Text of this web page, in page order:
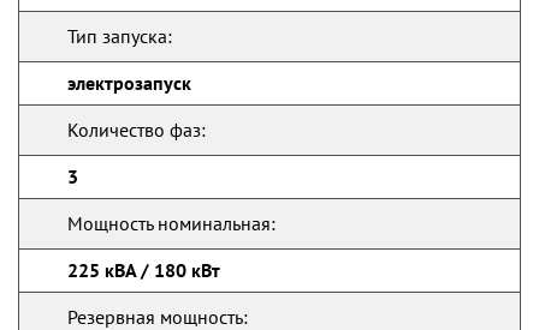
Тип запуска:
электрозапуск
Количество фаз:
3
Мощность номинальная:
225 кВА / 180 кВт
Резервная мощность: